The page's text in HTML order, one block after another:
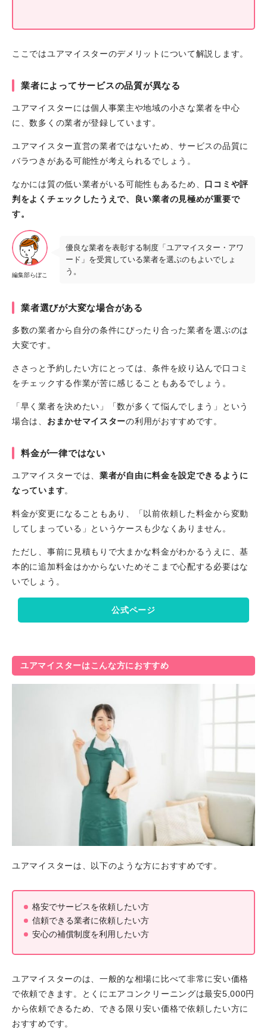
ここではユアマイスターのデメリットについて解説します。
業者によってサービスの品質が異なる
ユアマイスターには個人事業主や地域の小さな業者を中心
に、数多くの業者が登録しています。
ユアマイスター直営の業者ではないため、サービスの品質に
バラつきがある可能性が考えられるでしょう。
なかには質の低い業者がいる可能性もあるため、 口コミや評
判をよくチェックしたうえで、良い業者の見極めが重要で
す。
編集部らぼこ
優良な業者を表彰する制度「ユアマイスター・アワ
ード」を受賞している業者を選ぶのもよいでしょ
う。
業者選びが大変な場合がある
多数の業者から自分の条件にぴったり合った業者を選ぶのは
大変です。
ささっと予約したい方にとっては、条件を絞り込んで口コミ
をチェックする作業が苦に感じることもあるでしょう。
「早く業者を決めたい」「数が多くて悩んでしまう」という
場合は、 おまかせマイスターの利用がおすすめです。
料金が一律ではない
ユアマイスターでは、 業者が自由に料金を設定できるように
なっています。
料金が変更になることもあり、「以前依頼した料金から変動
してしまっている」というケースも少なくありません。
ただし、事前に見積もりで大まかな料金がわかるうえに、基
本的に追加料金はかからないためそこまで心配する必要はな
いでしょう。
公式ページ
ユアマイスターはこんな方におすすめ
ユアマイスターは、以下のような方におすすめです。
格安でサービスを依頼したい方
信頼できる業者に依頼したい方
安心の補償制度を利用したい方
ユアマイスターのは、一般的な相場に比べて非常に安い価格
で依頼できます。とくにエアコンクリーニングは最安5,000円
から依頼できるため、できる限り安い価格で依頼したい方に
おすすめです。